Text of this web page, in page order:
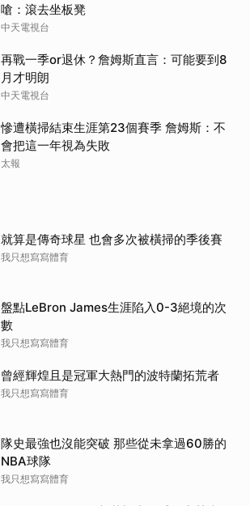
嗆：滾去坐板凳
中天電視台
再戰一季or退休？詹姆斯直言：可能要到8
月才明朗
中天電視台
慘遭橫掃結束生涯第23個賽季 詹姆斯：不
會把這一年視為失敗
太報
就算是傳奇球星 也會多次被橫掃的季後賽
我只想寫寫體育
盤點LeBron James生涯陷入0-3絕境的次
數
我只想寫寫體育
曾經輝煌且是冠軍大熱門的波特蘭拓荒者
我只想寫寫體育
隊史最強也沒能突破 那些從未拿過60勝的
NBA球隊
我只想寫寫體育